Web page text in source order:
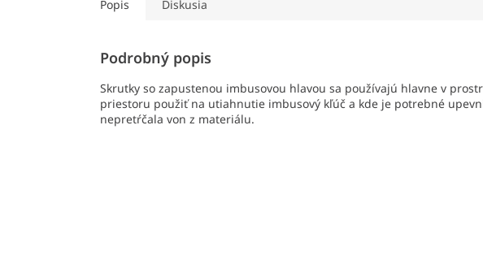
Popis Diskusia
Podrobný popis
Skrutky so zapustenou imbusovou hlavou sa používajú hlavne v
priestoru použiť na utiahnutie imbusový kľúč a kde je potrebné
nepretŕčala von z materiálu.